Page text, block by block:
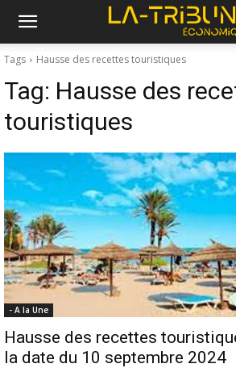
Tags Hausse des recettes touristiques
Tag: Hausse des
touristiques
- A la Une
Hausse des recettes
la date du 10 septembre 2024